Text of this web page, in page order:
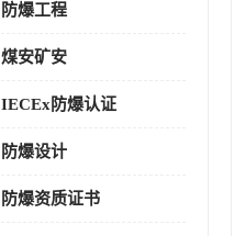
防爆工程
煤安矿安
IECEx防爆认证
防爆设计
防爆资质证书